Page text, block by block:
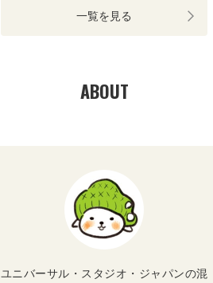
一覧を見る
ABOUT
ユニバーサル・スタジオ・ジャパンの混